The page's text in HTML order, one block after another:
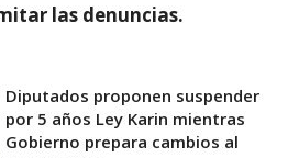
las denuncias.
Diputados proponen suspender
por 5 años Ley Karin mientras
Gobierno prepara cambios al